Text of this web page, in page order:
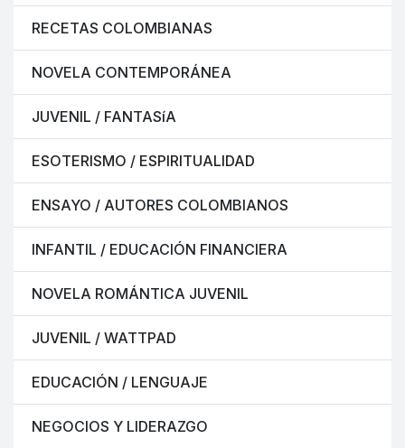
RECETAS COLOMBIANAS
NOVELA CONTEMPORÁNEA
JUVENIL / FANTASíA
ESOTERISMO / ESPIRITUALIDAD
ENSAYO / AUTORES COLOMBIANOS
INFANTIL / EDUCACIÓN FINANCIERA
NOVELA ROMÁNTICA JUVENIL
JUVENIL / WATTPAD
EDUCACIÓN / LENGUAJE
NEGOCIOS Y LIDERAZGO